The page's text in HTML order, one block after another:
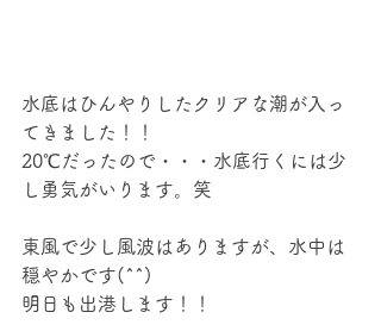
水底はひんやりしたクリアな潮が入っ
てきました！！
20℃だったので・・・水底行くには少
し勇気がいります。笑
東風で少し風波はありますが、水中は
穏やかです(^^)
明日も出港します！！